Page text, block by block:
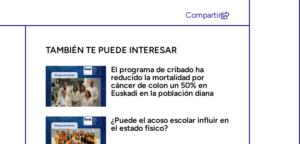
Compartir
TAMBIÉN TE PUEDE INTERESAR
El programa de cribado ha
reducido la mortalidad por
cáncer de colon un 50% en
Euskadi en la población diana
¿Puede el acoso escolar influir en
el estado físico?